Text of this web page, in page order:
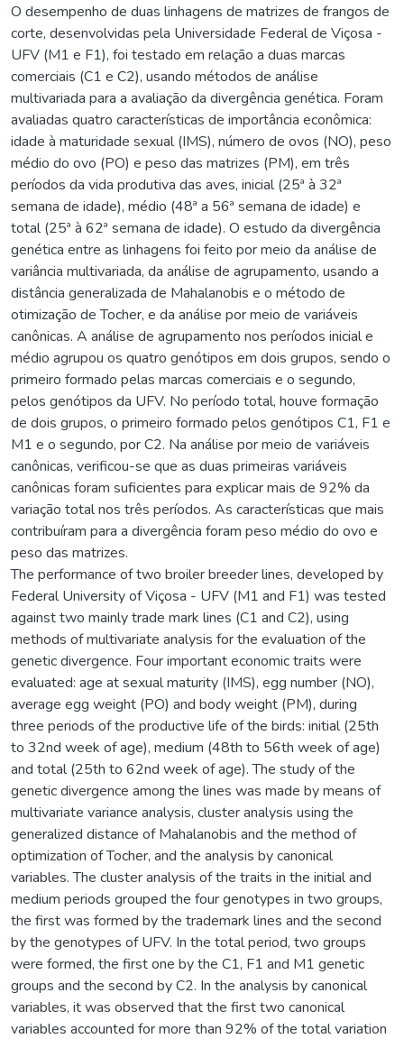
O desempenho de duas linhagens de matrizes de frangos de
corte, desenvolvidas pela Universidade Federal de Viçosa -
UFV (M1 e F1), foi testado em relação a duas marcas
comerciais (C1 e C2), usando métodos de análise
multivariada para a avaliação da divergência genética. Foram
avaliadas quatro características de importância econômica:
idade à maturidade sexual (IMS), número de ovos (NO), peso
médio do ovo (PO) e peso das matrizes (PM), em três
períodos da vida produtiva das aves, inicial (25ª à 32ª
semana de idade), médio (48ª a 56ª semana de idade) e
total (25ª à 62ª semana de idade). O estudo da divergência
genética entre as linhagens foi feito por meio da análise de
variância multivariada, da análise de agrupamento, usando a
distância generalizada de Mahalanobis e o método de
otimização de Tocher, e da análise por meio de variáveis
canônicas. A análise de agrupamento nos períodos inicial e
médio agrupou os quatro genótipos em dois grupos, sendo o
primeiro formado pelas marcas comerciais e o segundo,
pelos genótipos da UFV. No período total, houve formação
de dois grupos, o primeiro formado pelos genótipos C1, F1 e
M1 e o segundo, por C2. Na análise por meio de variáveis
canônicas, verificou-se que as duas primeiras variáveis
canônicas foram suficientes para explicar mais de 92% da
variação total nos três períodos. As características que mais
contribuíram para a divergência foram peso médio do ovo e
peso das matrizes.
The performance of two broiler breeder lines, developed by
Federal University of Viçosa - UFV (M1 and F1) was tested
against two mainly trade mark lines (C1 and C2), using
methods of multivariate analysis for the evaluation of the
genetic divergence. Four important economic traits were
evaluated: age at sexual maturity (IMS), egg number (NO),
average egg weight (PO) and body weight (PM), during
three periods of the productive life of the birds: initial (25th
to 32nd week of age), medium (48th to 56th week of age)
and total (25th to 62nd week of age). The study of the
genetic divergence among the lines was made by means of
multivariate variance analysis, cluster analysis using the
generalized distance of Mahalanobis and the method of
optimization of Tocher, and the analysis by canonical
variables. The cluster analysis of the traits in the initial and
medium periods grouped the four genotypes in two groups,
the first was formed by the trademark lines and the second
by the genotypes of UFV. In the total period, two groups
were formed, the first one by the C1, F1 and M1 genetic
groups and the second by C2. In the analysis by canonical
variables, it was observed that the first two canonical
variables accounted for more than 92% of the total variation